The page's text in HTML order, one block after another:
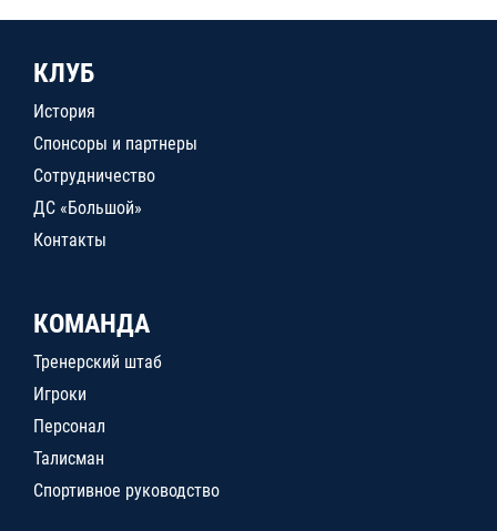
КЛУБ
История
Спонсоры и партнеры
Сотрудничество
ДС «Большой»
Контакты
КОМАНДА
Тренерский штаб
Игроки
Персонал
Талисман
Спортивное руководство